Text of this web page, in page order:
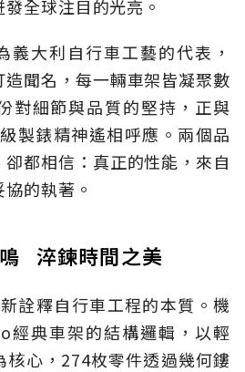
全球注目的光亮。
義大利自行車工藝的代表，
聞名，每一輛車架皆凝聚數
對細節與品質的堅持，正與
製錶精神遙相呼應。兩個品
都相信：真正的性能，來自
的執著。
淬鍊時間之美
詮釋自行車工程的本質。機
經典車架的結構邏輯，以輕
核心，274枚零件透過幾何鏤